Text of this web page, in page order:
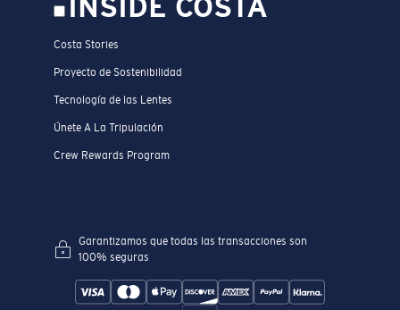
INSIDE COSTA
Costa Stories
Proyecto de Sostenibilidad
Tecnología de las Lentes
Únete A La Tripulación
Crew Rewards Program
Garantizamos que todas las transacciones son
100% seguras